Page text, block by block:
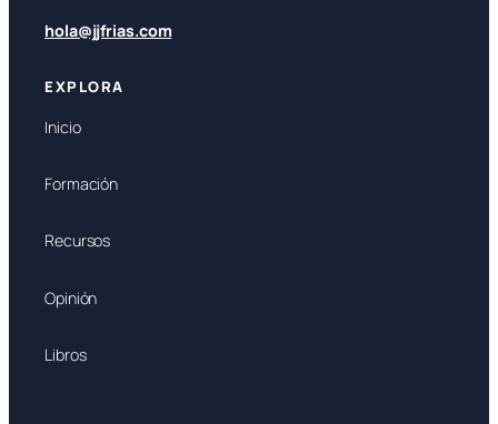
hola@jjfrias.com
EXPLORA
Inicio
Formación
Recursos
Opinión
Libros